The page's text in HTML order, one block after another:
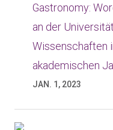
Gastronomy:
an der
Wissenschaften
akademischen
JAN. 1, 2023